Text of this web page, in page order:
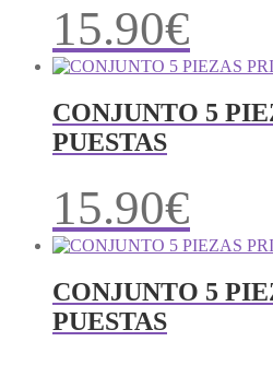
15.90€
CONJUNTO 5
PUESTAS
15.90€
CONJUNTO 5
PUESTAS